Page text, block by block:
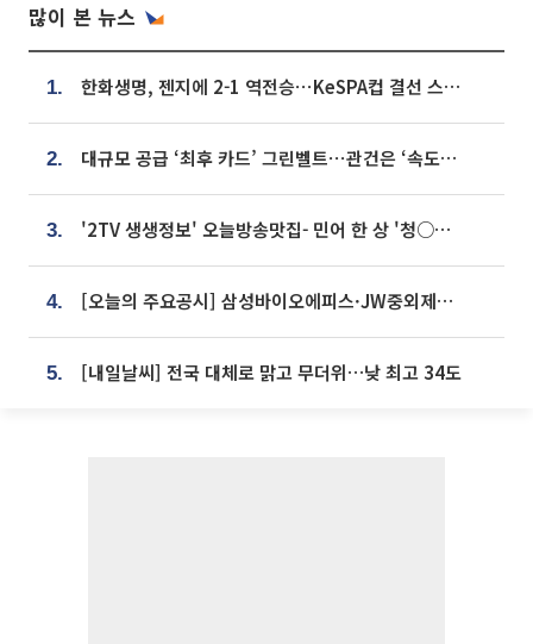
많이 본 뉴스
1. 한화생명, 젠지에 2-1 역전승⋯KeSPA컵 결선 스테이지 2 직행
2. 대규모 공급 ‘최후 카드’ 그린벨트⋯관건은 ‘속도’ [주택공급 승부수의 조건]
3. '2TV 생생정보' 오늘방송맛집- 민어 한 상 '청○○○' vs 전복 한 상 '명○'
4. [오늘의 주요공시] 삼성바이오에피스·JW중외제약·한미반도체·SK바이오사이언스 등
5. [내일날씨] 전국 대체로 맑고 무더위…낮 최고 34도